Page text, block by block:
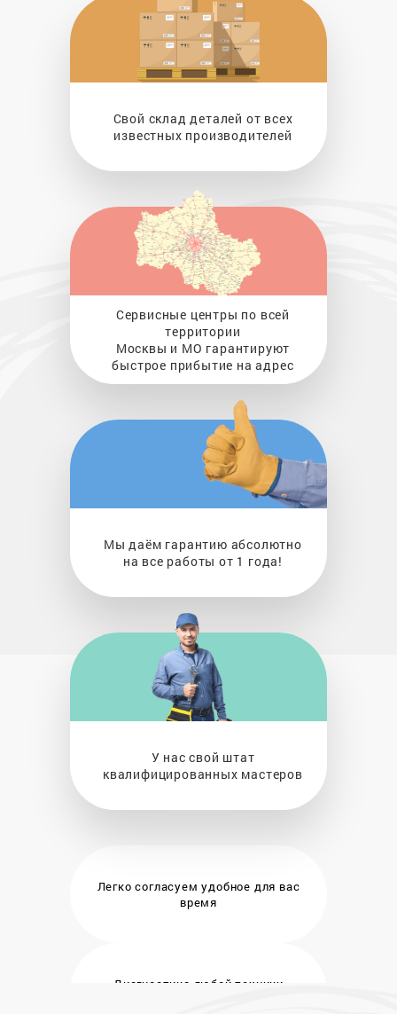
Свой склад деталей от всех
известных производителей
Сервисные центры по всей
территории
Москвы и МО гарантируют
быстрое прибытие на адрес
Мы даём гарантию абсолютно
на все работы от 1 года!
У нас свой штат
квалифицированных мастеров
Легко согласуем удобное для вас
время
Диагностика любой техники